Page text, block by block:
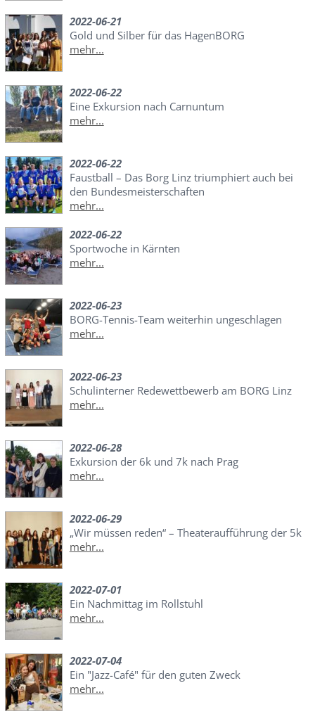
2022-06-21
Gold und Silber für das HagenBORG
mehr...
2022-06-22
Eine Exkursion nach Carnuntum
mehr...
2022-06-22
Faustball – Das Borg Linz triumphiert auch bei
den Bundesmeisterschaften
mehr...
2022-06-22
Sportwoche in Kärnten
mehr...
2022-06-23
BORG-Tennis-Team weiterhin ungeschlagen
mehr...
2022-06-23
Schulinterner Redewettbewerb am BORG Linz
mehr...
2022-06-28
Exkursion der 6k und 7k nach Prag
mehr...
2022-06-29
„Wir müssen reden“ – Theateraufführung der 5k
mehr...
2022-07-01
Ein Nachmittag im Rollstuhl
mehr...
2022-07-04
Ein "Jazz-Café" für den guten Zweck
mehr...